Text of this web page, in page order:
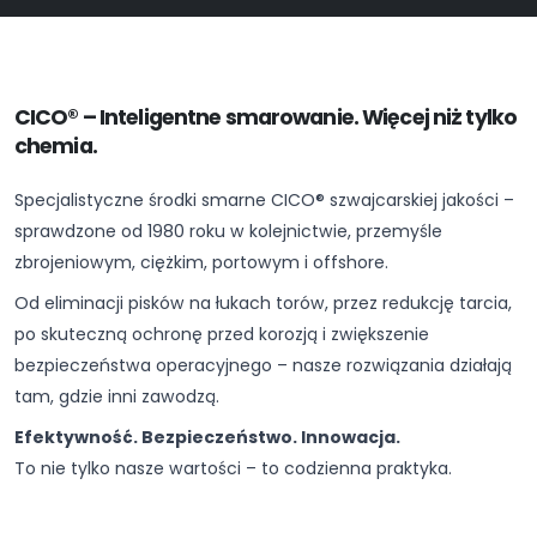
CICO® – Inteligentne smarowanie. Więcej niż tylko
chemia.
Specjalistyczne środki smarne CICO® szwajcarskiej jakości –
sprawdzone od 1980 roku w kolejnictwie, przemyśle
zbrojeniowym, ciężkim, portowym i offshore.
Od eliminacji pisków na łukach torów, przez redukcję tarcia,
po skuteczną ochronę przed korozją i zwiększenie
bezpieczeństwa operacyjnego – nasze rozwiązania działają
tam, gdzie inni zawodzą.
Efektywność. Bezpieczeństwo. Innowacja.
To nie tylko nasze wartości – to codzienna praktyka.